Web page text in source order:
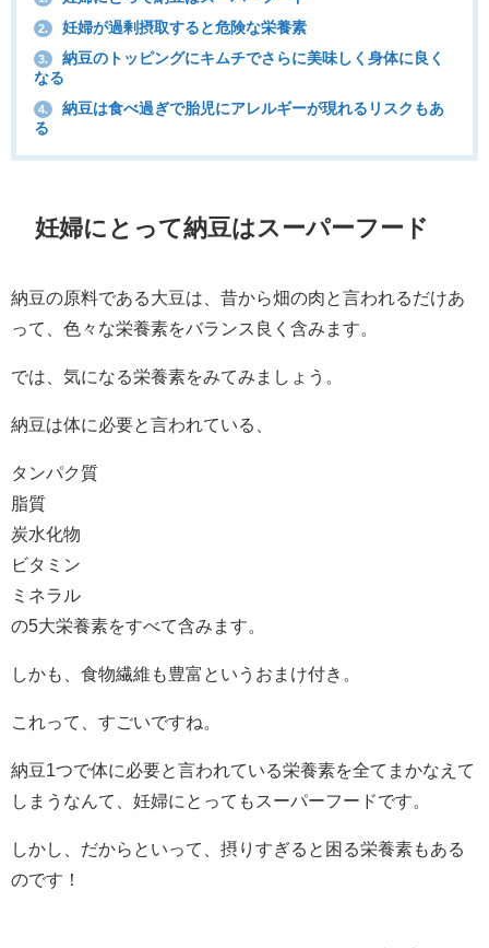
2. 妊婦が過剰摂取すると危険な栄養素
3.
納豆のトッピングにキムチでさらに美味しく身体に良く
なる
4.
納豆は食べ過ぎで胎児にアレルギーが現れるリスクもあ
る
妊婦にとって納豆はスーパーフード
納豆の原料である大豆は、昔から畑の肉と言われるだけあ
って、色々な栄養素をバランス良く含みます。
では、気になる栄養素をみてみましょう。
納豆は体に必要と言われている、
タンパク質
脂質
炭水化物
ビタミン
ミネラル
の5大栄養素をすべて含みます。
しかも、食物繊維も豊富というおまけ付き。
これって、すごいですね。
納豆1つで体に必要と言われている栄養素を全てまかなえて
しまうなんて、妊婦にとってもスーパーフードです。
しかし、だからといって、摂りすぎると困る栄養素もある
のです！